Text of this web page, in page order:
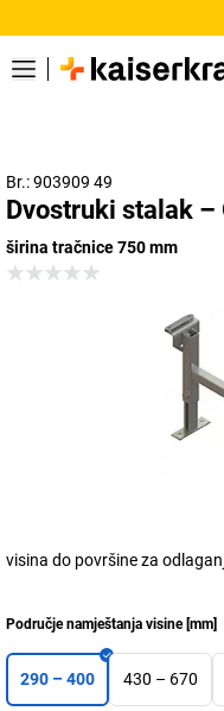
Br.: 903909 49
Dvostruki stalak –
širina tračnice 750 mm
visina do površine za
Područje namještanja visine[mm]
290 – 400 430 – 670